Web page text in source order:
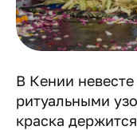
В Кении
ритуальными
краска